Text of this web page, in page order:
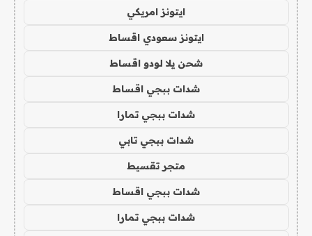
ايتونز امريكي
ايتونز سعودي اقساط
شحن يلا لودو اقساط
شدات ببجي اقساط
شدات ببجي تمارا
شدات ببجي تابي
متجر تقسيط
شدات ببجي اقساط
شدات ببجي تمارا